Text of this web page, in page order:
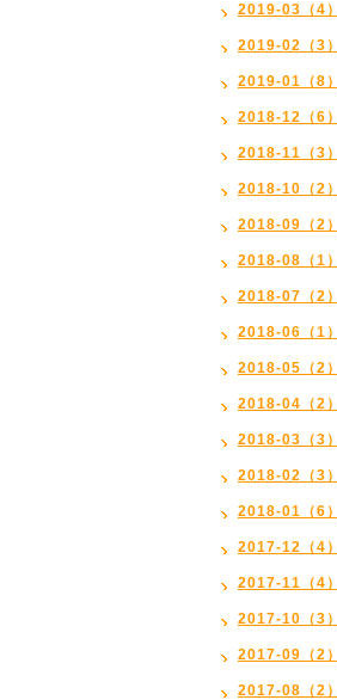
2019-03（4）
2019-02（3）
2019-01（8）
2018-12（6）
2018-11（3）
2018-10（2）
2018-09（2）
2018-08（1）
2018-07（2）
2018-06（1）
2018-05（2）
2018-04（2）
2018-03（3）
2018-02（3）
2018-01（6）
2017-12（4）
2017-11（4）
2017-10（3）
2017-09（2）
2017-08（2）